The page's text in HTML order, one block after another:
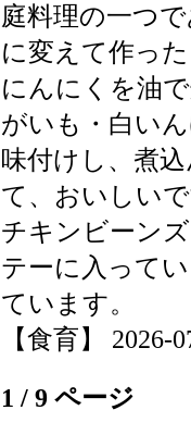
庭料理の一つ
に変えて作っ
にんにくを油
がいも・白い
味付けし、煮
て、おいしい
チキンビーン
テーに入って
ています。
【食育】 2026-
1 / 9 ページ